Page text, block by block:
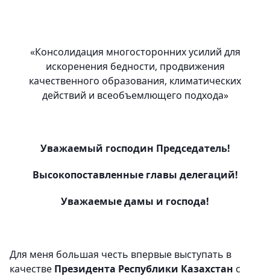
«Консолидация многосторонних усилий для
искоренения бедности, продвижения
качественного образования, климатических
действий и всеобъемлющего подхода»
Уважаемый господин Председатель!
Высокопоставленные главы делегаций!
Уважаемые дамы и господа!
Для меня большая честь впервые выступать в
качестве Президента Республики Казахстан с